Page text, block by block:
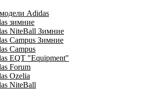
Adidas
зимние
NiteBall Зимние
Campus Зимние
Campus
EQT "Equipment"
Forum
Ozelia
NiteBall